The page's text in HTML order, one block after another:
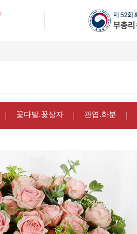
꽃다발.꽃상자 관엽.화분